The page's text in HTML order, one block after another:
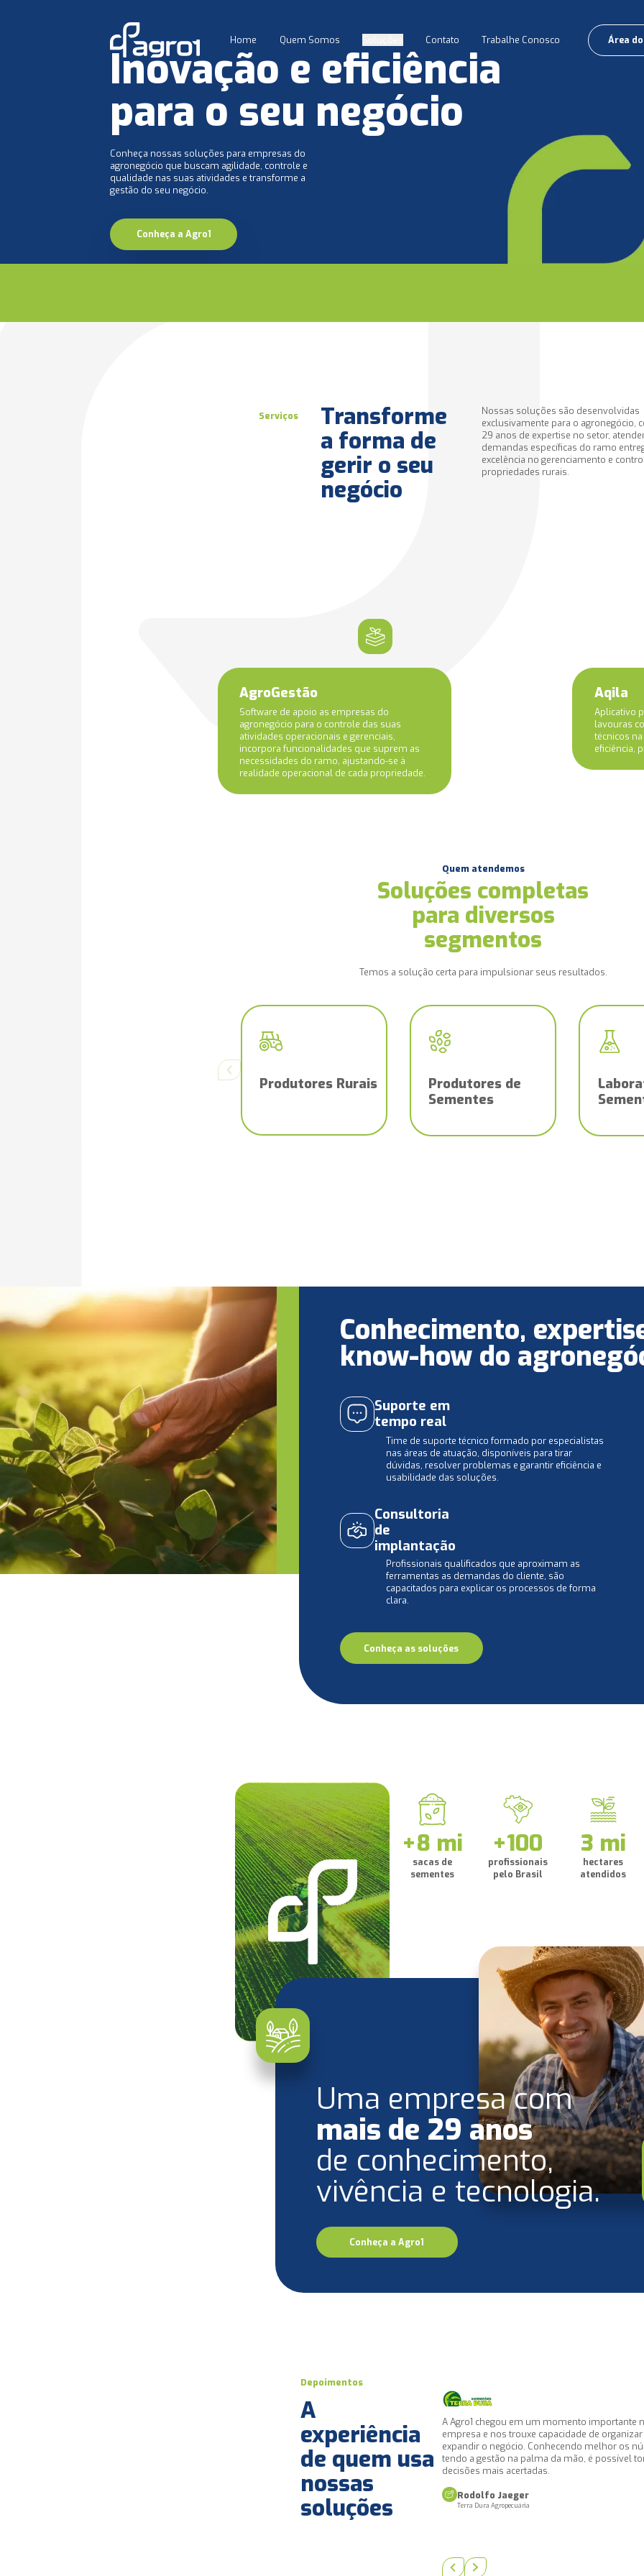
Home Quem Somos Contato Trabalhe Conosco Área
Inovação e eficiência
para o seu negócio
Conheça nossas soluções para empresas do
agronegócio que buscam agilidade, controle e
qualidade nas suas atividades e transforme a
gestão do seu negócio.
Conheça a Agro1
Serviços
Transforme
a forma de
gerir o seu
negócio
Nossas soluções são desenvolvidas
exclusivamente para o agronegócio,
29 anos de expertise no setor,
demandas específicas do ramo
excelência no gerenciamento e
propriedades rurais.
AgroGestão
Software de apoio as empresas do
agronegócio para o controle das suas
atividades operacionais e gerenciais,
incorpora funcionalidades que suprem as
necessidades do ramo, ajustando-se à
realidade operacional de cada propriedade.
Aqila
Aplicativo
lavouras
técnicos
eficiência,
Quem atendemos
Soluções completas
para diversos
segmentos
Temos a solução certa para impulsionar seus resultados.
Previous slideProdutores Rurais
Produtores de
Sementes
Conhecimento,
know-how do
Suporte em
tempo real
Time de suporte técnico formado por especialistas
nas áreas de atuação, disponíveis para tirar
dúvidas, resolver problemas e garantir eficiência e
usabilidade das soluções.
Consultoria
de
implantação
Profissionais qualificados que aproximam as
ferramentas as demandas do cliente, são
capacitados para explicar os processos de forma
clara.
Conheça as soluções
+8 mi
sacas de
sementes
+100
profissionais
pelo Brasil
3 mi
hectares
atendidos
Uma empresa com
mais de 29 anos
de conhecimento,
vivência e tecnologia.
Conheça a Agro1
Depoimentos
A
experiência
de quem usa
nossas
soluções
A Agro1 chegou em um momento importante na nossa
empresa e nos trouxe capacidade de organizar e
expandir o negócio. Conhecendo melhor os números e
tendo a gestão na palma da mão, é possível tomar
Saber o custo da nossa lavoura do início até o
safra, acompanhar o fluxo de caixa previsto e
elaborar e acompanhar o orçamento da safra
sistema e não em planilhas espalhadas em
computadores, conhecer todos os valores que
Coordenadora de Finanças, é o céu na terra.